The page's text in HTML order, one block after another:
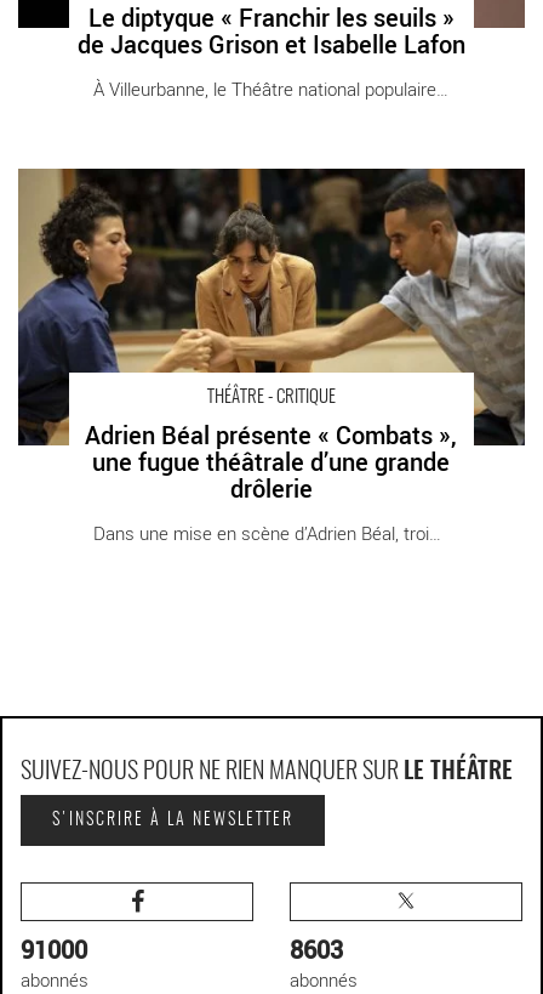
Le diptyque « Franchir les seuils »
de Jacques Grison et Isabelle Lafon
À Villeurbanne, le Théâtre national populaire [...]
THÉÂTRE - CRITIQUE
Adrien Béal présente « Combats »,
une fugue théâtrale d’une grande
drôlerie
Dans une mise en scène d’Adrien Béal, trois [...]
Adrien Béal présente « Combats », une fugue théâtrale d’une
grande drôlerie - Critique sortie Théâtre Gennevilliers T2G -
Théâtre de Gennevilliers
SUIVEZ-NOUS POUR NE RIEN MANQUER SUR LE THÉÂTRE
S'INSCRIRE À LA NEWSLETTER
91000
abonnés
8603
abonnés